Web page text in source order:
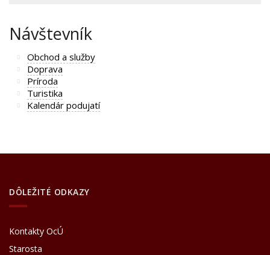
Návštevník
Obchod a služby
Doprava
Príroda
Turistika
Kalendár podujatí
DÔLEŽITÉ ODKAZY
Kontakty OcÚ
Starosta